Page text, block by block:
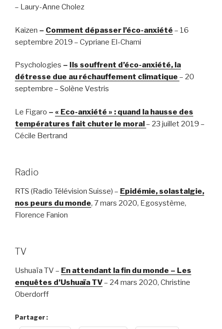
– Laury-Anne Cholez
Kaizen – Comment dépasser l’éco-anxiété – 16
septembre 2019 – Cypriane El-Chami
Psychologies – Ils souffrent d’éco-anxiété, la
détresse due au réchauffement climatique – 20
septembre – Solène Vestris
Le Figaro – « Eco-anxiété » : quand la hausse des
températures fait chuter le moral– 23 juillet 2019 –
Cécile Bertrand
Radio
RTS (Radio Télévision Suisse) – Epidémie, solastalgie,
nos peurs du monde, 7 mars 2020, Egosystème,
Florence Fanion
TV
Ushuaïa TV – En attendant la fin du monde – Les
enquêtes d’Ushuaïa TV– 24 mars 2020, Christine
Oberdorff
Partager :